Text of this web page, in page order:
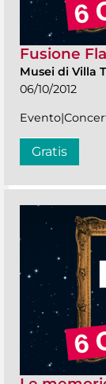
Fusione
Musei di Villa
06/10/2012
Gratis